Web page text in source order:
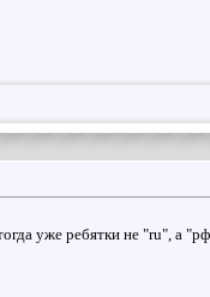
уже ребятки не "ru", а